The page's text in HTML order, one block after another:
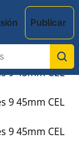
Publicar